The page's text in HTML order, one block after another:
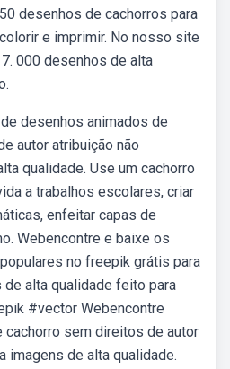
desenhos de cachorros para
e imprimir. No nosso site
000 desenhos de alta
desenhos animados de
autor atribuição não
qualidade. Use um cachorro
a trabalhos escolares, criar
enfeitar capas de
Webencontre e baixe os
no freepik grátis para
alta qualidade feito para
#vector Webencontre
sem direitos de autor
imagens de alta qualidade.